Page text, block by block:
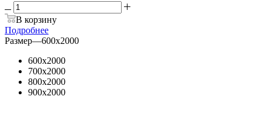
В корзину
Подробнее
Размер—600х2000
600х2000
700х2000
800х2000
900х2000